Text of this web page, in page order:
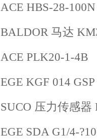
ACE HBS-28-100N
BALDOR 马达
ACE PLK20-1-4B
EGE KGF 014 GSP
SUCO 压力传感器
EGE SDA G1/4-